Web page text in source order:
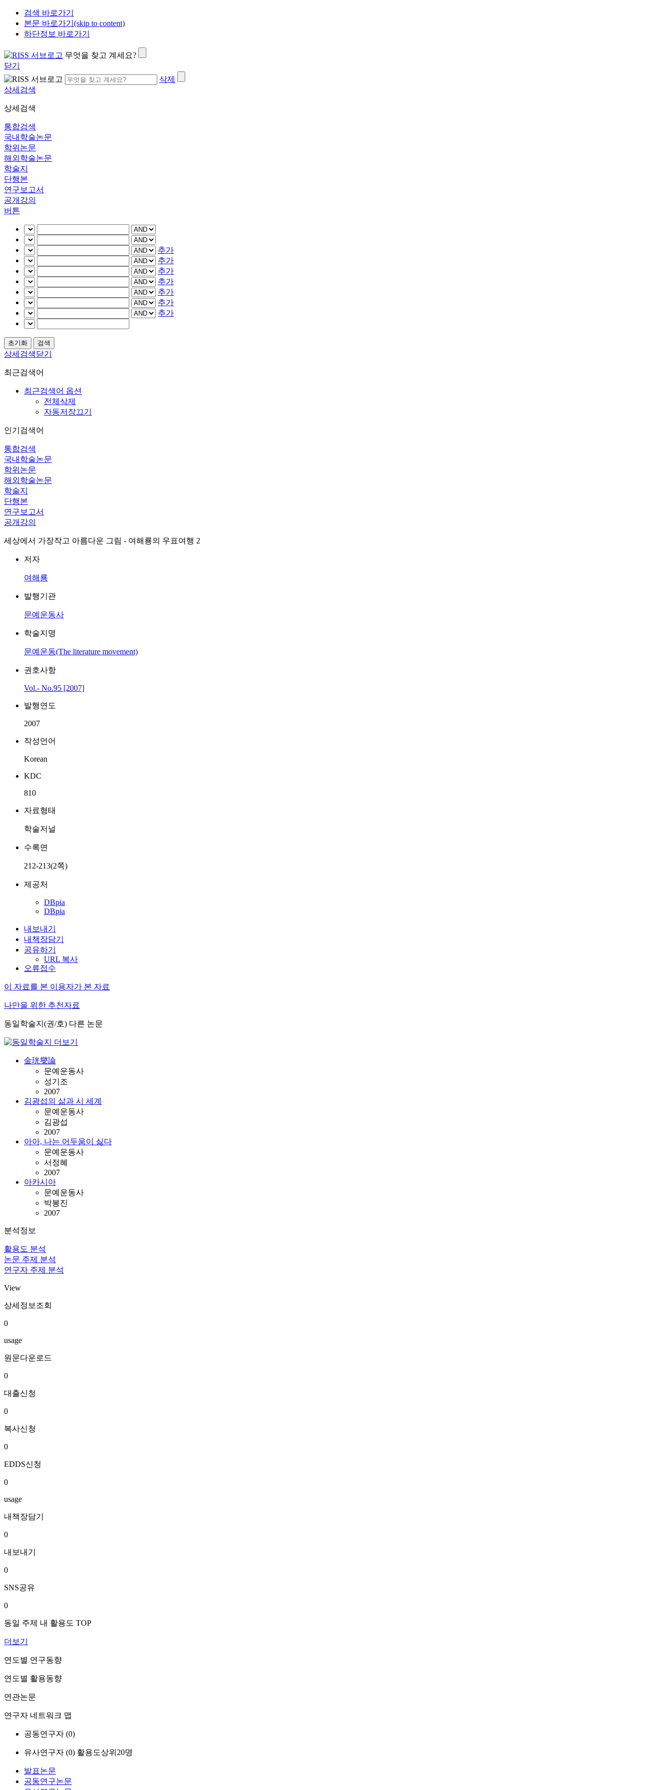
검색 바로가기
본문 바로가기(skip to content)
하단정보 바로가기
무엇을 찾고 계세요?
닫기
삭제
상세검색
상세검색
통합검색
국내학술논문
학위논문
해외학술논문
학술지
단행본
연구보고서
공개강의
버튼
추가
추가
추가
추가
추가
추가
추가
상세검색닫기
최근검색어
최근검색어 옵션
전체삭제
자동저장끄기
인기검색어
통합검색
국내학술논문
학위논문
해외학술논문
학술지
단행본
연구보고서
공개강의
세상에서 가장작고 아름다운 그림 - 여해룡의 우표여행 2
저자
여해룡
발행기관
문예운동사
학술지명
문예운동(The literature movement)
권호사항
Vol.- No.95 [2007]
발행연도
2007
작성언어
Korean
KDC
810
자료형태
학술저널
수록면
212-213(2쪽)
제공처
DBpia
DBpia
내보내기
내책장담기
공유하기
URL 복사
오류접수
이 자료를 본 이용자가 본 자료
나만을 위한 추천자료
동일학술지(권/호) 다른 논문
金珖燮論
문예운동사
성기조
2007
김광섭의 삶과 시 세계
문예운동사
김광섭
2007
아아, 나는 어두움이 싫다
문예운동사
서정혜
2007
아카시아
문예운동사
박봉진
2007
분석정보
활용도 분석
논문 주제 분석
연구자 주제 분석
View
상세정보조회
0
usage
원문다운로드
0
대출신청
0
복사신청
0
EDDS신청
0
usage
내책장담기
0
내보내기
0
SNS공유
0
동일 주제 내 활용도 TOP
더보기
연도별 연구동향
연도별 활용동향
연관논문
연구자 네트워크 맵
공동연구자 (0)
유사연구자 (0) 활용도상위20명
발표논문
공동연구논문